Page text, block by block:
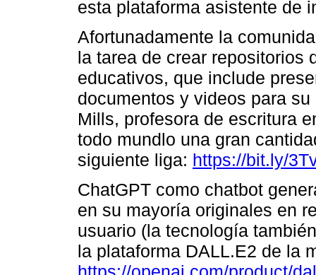
esta plataforma asistente de
Afortunadamente la
la tarea de crear repositorios
educativos, que include
documentos y videos para
Mills, profesora de escritura
todo mundlo una gran
siguiente liga: https://bit.ly/
ChatGPT como chatbot
en su mayoría originales en
usuario (la tecnología
la plataforma DALL.E2 de la